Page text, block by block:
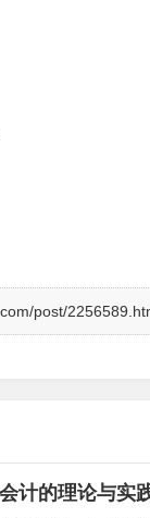
post/
计的理论与实